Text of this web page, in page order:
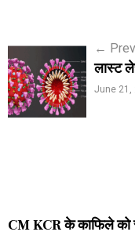
P
o
s
v
←
लास्ट
June 21,
CM KCR के काफिले को